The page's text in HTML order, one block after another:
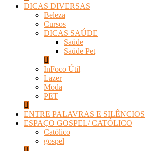
DICAS DIVERSAS
Beleza
Cursos
DICAS SAÚDE
Saúde
Saúde Pet
InFoco Útil
Lazer
Moda
PET
ENTRE PALAVRAS E SILÊNCIOS
ESPAÇO GOSPEL/ CATÓLICO
Católico
gospel